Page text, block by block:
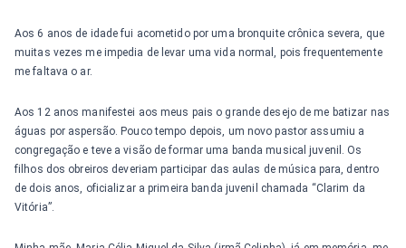
Aos 6 anos de idade fui acometido por uma bronquite crônica severa, que
muitas vezes me impedia de levar uma vida normal, pois frequentemente
me faltava o ar.
Aos 12 anos manifestei aos meus pais o grande desejo de me batizar nas
águas por aspersão. Pouco tempo depois, um novo pastor assumiu a
congregação e teve a visão de formar uma banda musical juvenil. Os
filhos dos obreiros deveriam participar das aulas de música para, dentro
de dois anos, oficializar a primeira banda juvenil chamada “Clarim da
Vitória”.